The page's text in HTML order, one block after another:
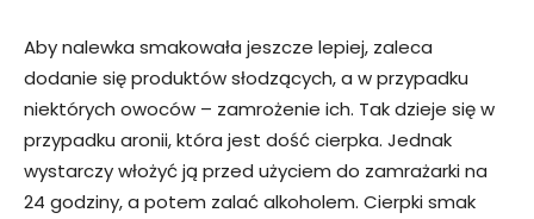
Aby nalewka smakowała jeszcze lepiej, zaleca
dodanie się produktów słodzących, a w przypadku
niektórych owoców – zamrożenie ich. Tak dzieje się w
przypadku aronii, która jest dość cierpka. Jednak
wystarczy włożyć ją przed użyciem do zamrażarki na
24 godziny, a potem zalać alkoholem. Cierpki smak